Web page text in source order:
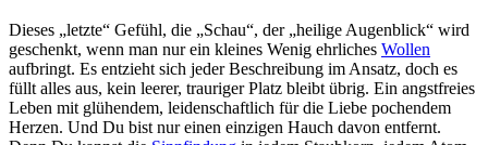
Dieses „letzte“ Gefühl, die „Schau“, der „heilige Augenblick“ wird
geschenkt, wenn man nur ein kleines Wenig ehrliches Wollen
aufbringt. Es entzieht sich jeder Beschreibung im Ansatz, doch es
füllt alles aus, kein leerer, trauriger Platz bleibt übrig. Ein angstfreies
Leben mit glühendem, leidenschaftlich für die Liebe pochendem
Herzen. Und Du bist nur einen einzigen Hauch davon entfernt.